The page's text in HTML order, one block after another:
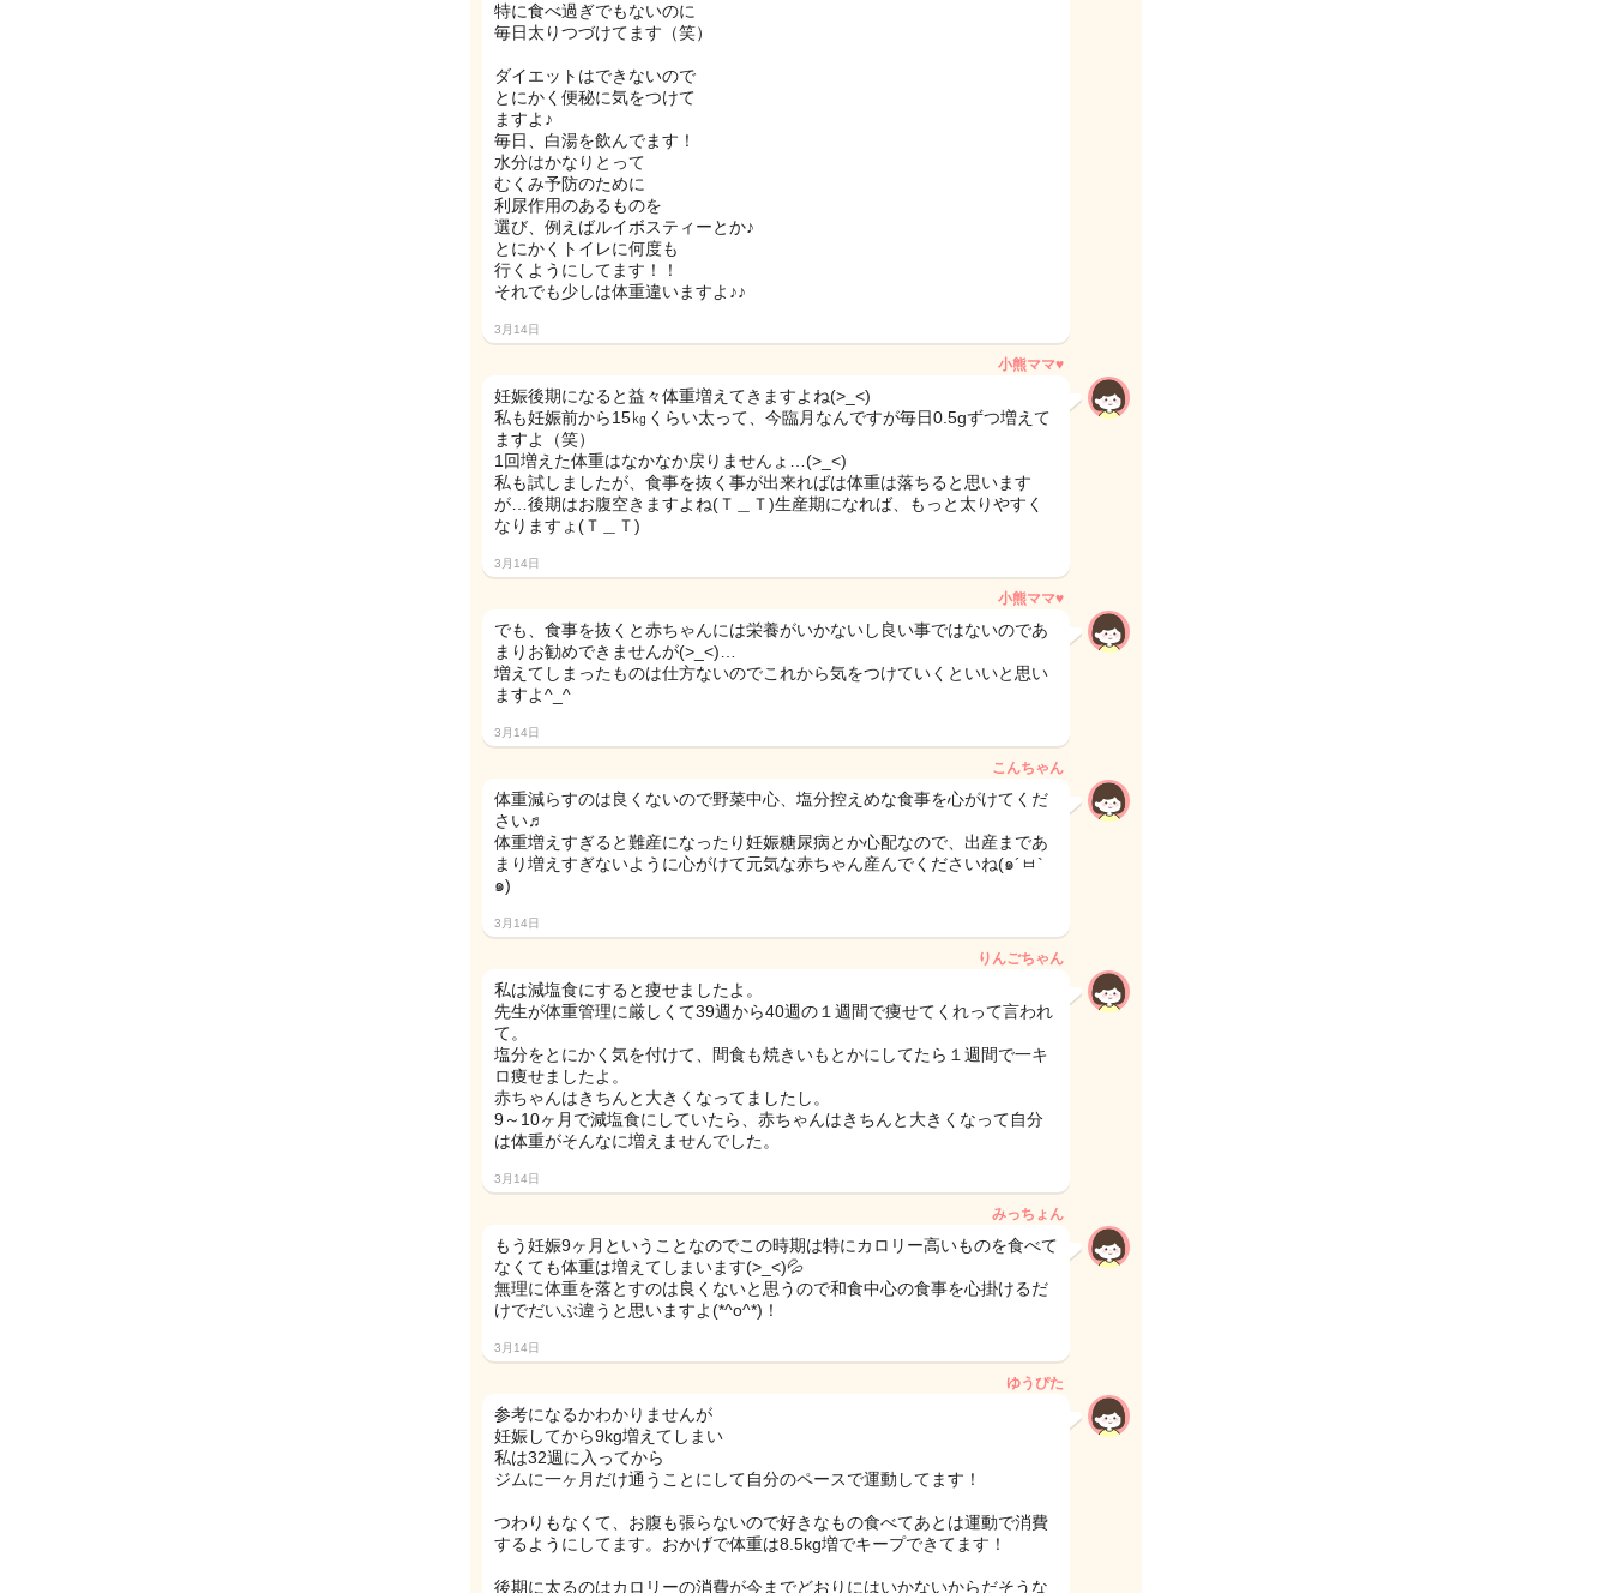
特に食べ過ぎでもないのに
毎日太りつづけてます（笑）
ダイエットはできないので
とにかく便秘に気をつけて
ますよ♪
毎日、白湯を飲んでます！
水分はかなりとって
むくみ予防のために
利尿作用のあるものを
選び、例えばルイボスティーとか♪
とにかくトイレに何度も
行くようにしてます！！
それでも少しは体重違いますよ♪♪
3月14日
小熊ママ♥
妊娠後期になると益々体重増えてきますよね(>_<)
私も妊娠前から15㎏くらい太って、今臨月なんですが毎日0.5gずつ増えて
ますよ（笑）
1回増えた体重はなかなか戻りませんょ…(>_<)
私も試しましたが、食事を抜く事が出来ればは体重は落ちると思います
が…後期はお腹空きますよね(Ｔ＿Ｔ)生産期になれば、もっと太りやすく
なりますょ(Ｔ＿Ｔ)
3月14日
小熊ママ♥
でも、食事を抜くと赤ちゃんには栄養がいかないし良い事ではないのであ
まりお勧めできませんが(>_<)…
増えてしまったものは仕方ないのでこれから気をつけていくといいと思い
ますよ^_^
3月14日
こんちゃん
体重減らすのは良くないので野菜中心、塩分控えめな食事を心がけてくだ
さい♬
体重増えすぎると難産になったり妊娠糖尿病とか心配なので、出産まであ
まり増えすぎないように心がけて元気な赤ちゃん産んでくださいね(๑´ㅂ`
๑)
3月14日
りんごちゃん
私は減塩食にすると痩せましたよ。
先生が体重管理に厳しくて39週から40週の１週間で痩せてくれって言われ
て。
塩分をとにかく気を付けて、間食も焼きいもとかにしてたら１週間で一キ
ロ痩せましたよ。
赤ちゃんはきちんと大きくなってましたし。
9～10ヶ月で減塩食にしていたら、赤ちゃんはきちんと大きくなって自分
は体重がそんなに増えませんでした。
3月14日
みっちょん
もう妊娠9ヶ月ということなのでこの時期は特にカロリー高いものを食べて
なくても体重は増えてしまいます(>_<)💦
無理に体重を落とすのは良くないと思うので和食中心の食事を心掛けるだ
けでだいぶ違うと思いますよ(*^o^*)！
3月14日
ゆうぴた
参考になるかわかりませんが
妊娠してから9kg増えてしまい
私は32週に入ってから
ジムに一ヶ月だけ通うことにして自分のペースで運動してます！
つわりもなくて、お腹も張らないので好きなもの食べてあとは運動で消費
するようにしてます。おかげで体重は8.5kg増でキープできてます！
後期に太るのはカロリーの消費が今までどおりにはいかないからだそうな